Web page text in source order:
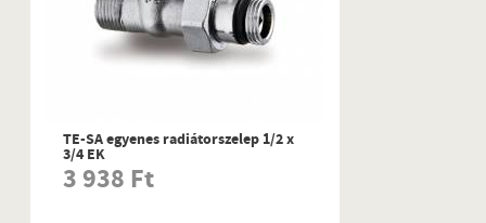
TE-SA egyenes radiátorszelep 1/2 x
3/4 EK
3 938 Ft